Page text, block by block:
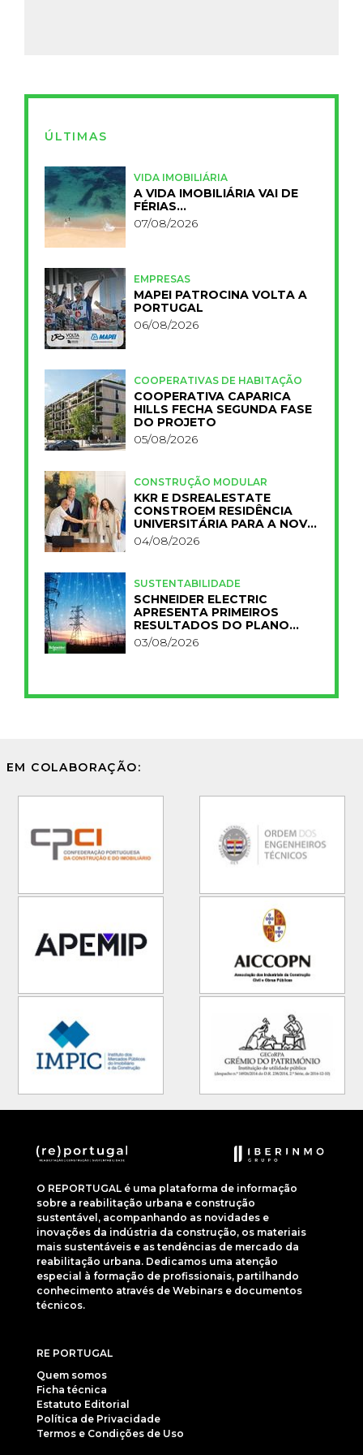
ÚLTIMAS
VIDA IMOBILIÁRIA
A VIDA IMOBILIÁRIA VAI DE
FÉRIAS…
07/08/2026
EMPRESAS
MAPEI PATROCINA VOLTA A
PORTUGAL
06/08/2026
COOPERATIVAS DE HABITAÇÃO
COOPERATIVA CAPARICA
HILLS FECHA SEGUNDA FASE
DO PROJETO
05/08/2026
CONSTRUÇÃO MODULAR
KKR E DSREALESTATE
CONSTROEM RESIDÊNCIA
UNIVERSITÁRIA PARA A NOVA
FCT
04/08/2026
SUSTENTABILIDADE
SCHNEIDER ELECTRIC
APRESENTA PRIMEIROS
RESULTADOS DO PLANO
IMPACT 2030
03/08/2026
EM COLABORAÇÃO:
O REPORTUGAL é uma plataforma de informação
sobre a reabilitação urbana e construção
sustentável, acompanhando as novidades e
inovações da indústria da construção, os materiais
mais sustentáveis e as tendências de mercado da
reabilitação urbana. Dedicamos uma atenção
especial à formação de profissionais, partilhando
conhecimento através de Webinars e documentos
técnicos.
RE PORTUGAL
Quem somos
Ficha técnica
Estatuto Editorial
Política de Privacidade
Termos e Condições de Uso